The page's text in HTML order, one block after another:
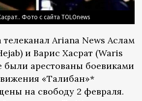
Фото с сайта TOLOnews
Ariana News Аслам
и Варис Хасрат (Waris
были арестованы боевиками
«Талибан»*
на свободу 2 февраля.